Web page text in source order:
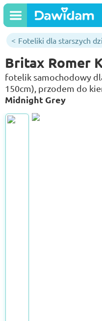
Foteliki dla starszych
Britax Romer
fotelik samochodowy
150cm), przodem do
Midnight Grey